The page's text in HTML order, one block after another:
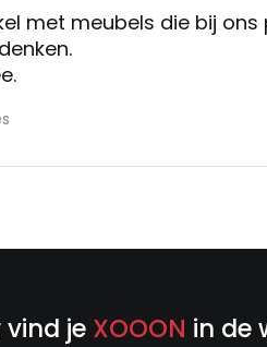
met meubels die bij
je XOOON in de